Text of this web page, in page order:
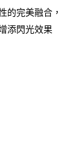
的完美融合，
添閃光效果